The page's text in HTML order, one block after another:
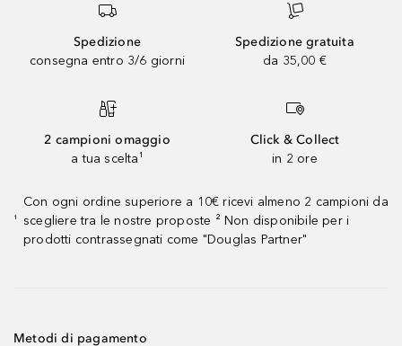
Spedizione
consegna entro 3/6 giorni
Spedizione gratuita
da 35,00 €
2 campioni omaggio
a tua scelta¹
Click & Collect
in 2 ore
¹
Con ogni ordine superiore a 10€ ricevi almeno 2 campioni da
scegliere tra le nostre proposte ² Non disponibile per i
prodotti contrassegnati come "Douglas Partner"
Metodi di pagamento